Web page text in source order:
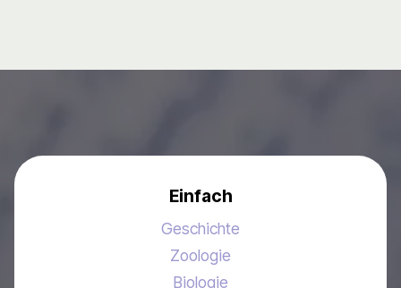
Einfach
Geschichte
Zoologie
Biologie